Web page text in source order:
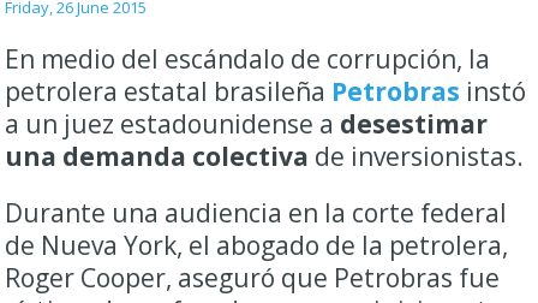
Friday, 26 June 2015
En medio del escándalo de corrupción, la
petrolera estatal brasileña Petrobras instó
a un juez estadounidense a desestimar
una demanda colectiva de inversionistas.
Durante una audiencia en la corte federal
de Nueva York, el abogado de la petrolera,
Roger Cooper, aseguró que Petrobras fue